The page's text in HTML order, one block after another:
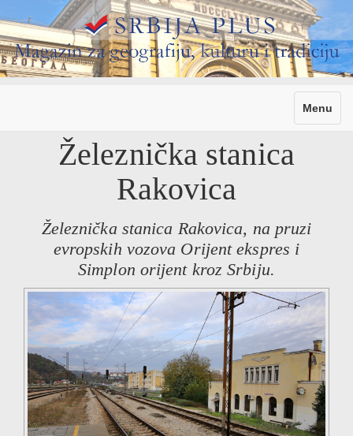
Toggle
Menu
Železnička stanica
Rakovica
Železnička stanica Rakovica, na pruzi
evropskih vozova Orijent ekspres i
Simplon orijent kroz Srbiju.